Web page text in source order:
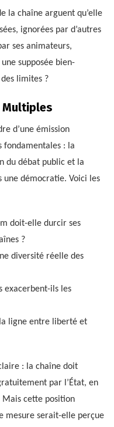
la chaîne arguent qu’elle
ignorées par d’autres
ses animateurs,
supposée bien-
limites ?
Multiples
d’une émission
fondamentales : la
du débat public et la
une démocratie. Voici les
doit-elle durcir ses
?
diversité réelle des
exacerbent-ils les
ligne entre liberté et
: la chaîne doit
par l’État, en
Mais cette position
mesure serait-elle perçue